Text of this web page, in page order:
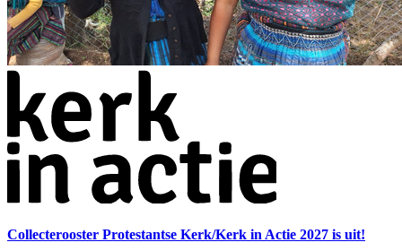
Collecterooster Protestantse Kerk/Kerk in Actie 2027 is uit!